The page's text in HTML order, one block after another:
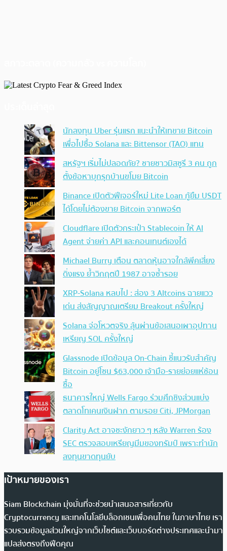
นักลงทุน Uber รุ่นแรก แนะนำให้เทขาย Bitcoin
เพื่อไปซื้อ Solana และ Bittensor (TAO) แทน
สหรัฐฯ เริ่มไม่ปลอดภัย? ชายชาวมิสซูรี 3 คน ถูก
ตั้งข้อหาบุกรุกบ้านขโมย Bitcoin
Binance เปิดตัวฟีเจอร์ใหม่ Lite Loan กู้ยืม USDT
ได้โดยไม่ต้องขาย Bitcoin จากพอร์ต
Cloudflare เปิดตัวกระเป๋า Stablecoin ให้ AI
Agent จ่ายค่า API และคอนเทนต์เองได้
Michael Burry เตือน ตลาดหุ้นอาจใกล้พีคเสี่ยง
ดิ่งแรง ย้ำวิกฤตปี 1987 อาจซ้ำรอย
XRP-Solana หลบไป : ส่อง 3 Altcoins ฉายแวว
เด่น ส่งสัญญาณเตรียม Breakout ครั้งใหญ่
Solana จ่อโหวตจริง ลุ้นผ่านข้อเสนอเผาอุปทาน
เหรียญ SOL ครั้งใหญ่
Glassnode เปิดข้อมูล On-Chain ชี้แนวรับสำคัญ
Bitcoin อยู่โซน $63,000 เจ้ามือ-รายย่อยแห่ช้อน
ซื้อ
ธนาคารใหญ่ Wells Fargo ร่วมศึกชิงส่วนแบ่ง
ตลาดโทเคนเงินฝาก ตามรอย Citi, JPMorgan
Clarity Act อาจชะงักยาว ๆ หลัง Warren ร้อง
SEC ตรวจสอบเหรียญมีมของทรัมป์ เพราะทำนัก
ลงทุนขาดทุนยับ
เป้าหมายของเรา
Siam Blockchain มุ่งมั่นที่จะช่วยนำเสนอสารเกี่ยวกับ
Cryptocurrency และเทคโนโลยีบล็อกเชนเพื่อคนไทย ในภาษาไทย เรา
รวบรวมข้อมูลส่วนใหญ่จากเว็บไซต์และเว็บบอร์ดต่างประเทศและนำมา
แปลส่งตรงถึงฟีดคุณ